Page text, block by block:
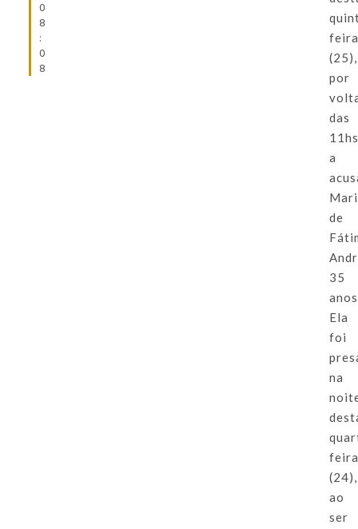
0
8
:
0
8
(25),
por
das
a
de
35
Ela
foi
na
(24),
ao
ser